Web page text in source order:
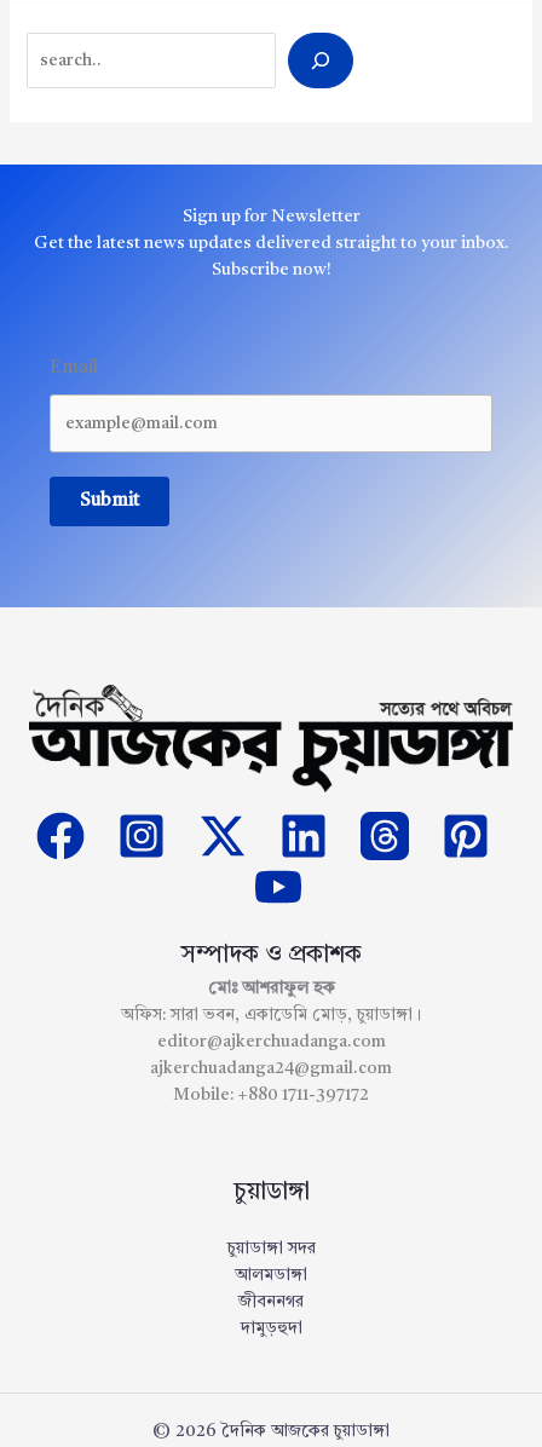
Sign up for Newsletter
Get the latest news updates delivered straight to your inbox.
Subscribe now!
Email
Submit
সম্পাদক ও প্রকাশক
মোঃ আশরাফুল হক
অফিস: সারা ভবন, একাডেমি মোড়, চুয়াডাঙ্গা।
editor@ajkerchuadanga.com
ajkerchuadanga24@gmail.com
Mobile: +880 1711-397172
চুয়াডাঙ্গা
চুয়াডাঙ্গা সদর
আলমডাঙ্গা
জীবননগর
দামুড়হুদা
© 2026 দৈনিক আজকের চুয়াডাঙ্গা